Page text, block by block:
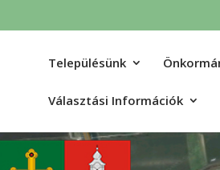
Településünk
Választási Információk